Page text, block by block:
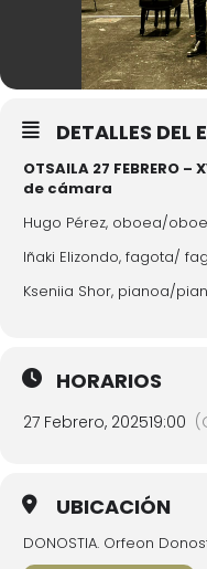
DETALLES DEL
OTSAILA 27 FEBRERO
de cámara
Hugo Pérez, oboea/oboe
Iñaki Elizondo, fagota/
Kseniia Shor, pianoa/
HORARIOS
27 Febrero, 202519:00
UBICACIÓN
DONOSTIA. Orfeon